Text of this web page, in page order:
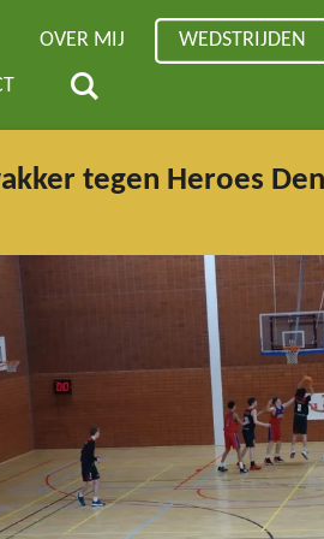
OVER MIJ WEDSTRIJDEN
tegen Heroes